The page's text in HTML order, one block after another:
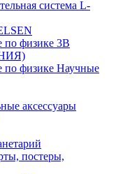
система L-
по физике 3B
по физике Научные
аксессуары
постеры,